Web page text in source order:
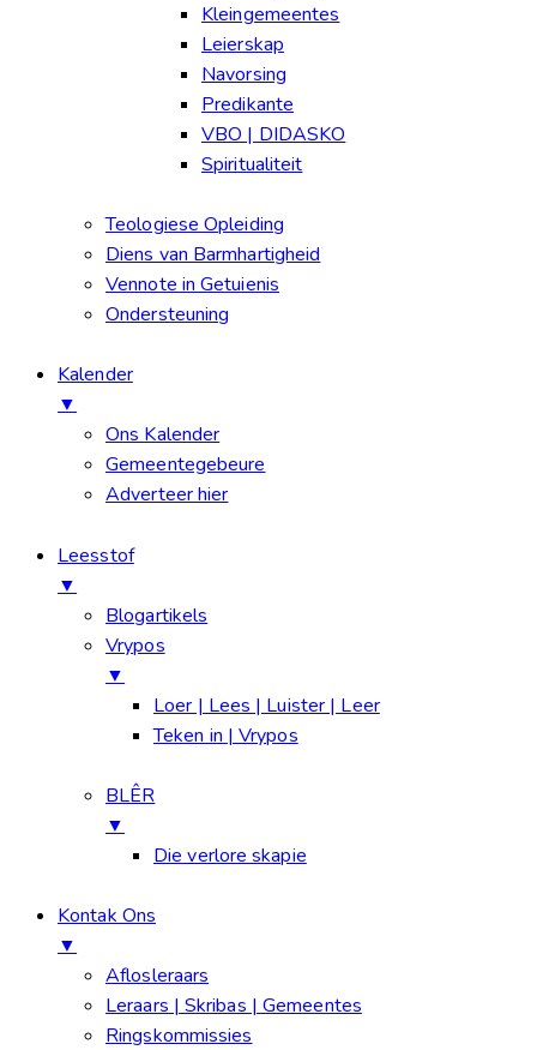
Kleingemeentes
Leierskap
Navorsing
Predikante
VBO | DIDASKO
Spiritualiteit
Teologiese Opleiding
Diens van Barmhartigheid
Vennote in Getuienis
Ondersteuning
Kalender
▼
Ons Kalender
Gemeentegebeure
Adverteer hier
Leesstof
▼
Blogartikels
Vrypos
▼
Loer | Lees | Luister | Leer
Teken in | Vrypos
BLÊR
▼
Die verlore skapie
Kontak Ons
▼
Aflosleraars
Leraars | Skribas | Gemeentes
Ringskommissies